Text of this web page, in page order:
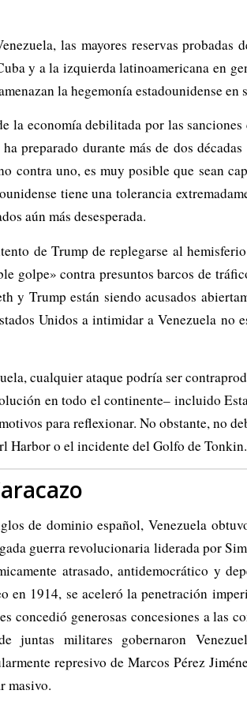
las mayores reservas probadas
y a la izquierda latinoamericana en
la hegemonía estadounidense en
economía debilitada por las
preparado durante más de dos
contra uno, es muy posible que sean
tiene una tolerancia
aún más desesperada.
de Trump de replegarse al
golpe» contra presuntos barcos de
y Trump están siendo acusados
Unidos a intimidar a Venezuela no
cualquier ataque podría ser
en todo el continente– incluido
para reflexionar. No obstante, no
Harbor o el incidente del Golfo de Tonkin.
de dominio español, Venezuela
guerra revolucionaria liderada por
atrasado, antidemocrático y
en 1914, se aceleró la penetración
concedió generosas concesiones a las
juntas militares gobernaron
represivo de Marcos Pérez
masivo.